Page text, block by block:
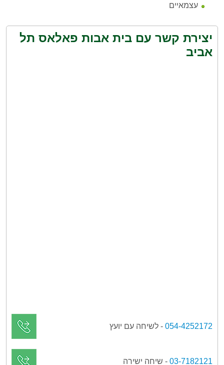
עצמאיים
יצירת קשר עם בית אבות פאלאס תל
אביב
054-4252172 - לשיחה עם יועץ
03-7182121 - שיחה ישירה